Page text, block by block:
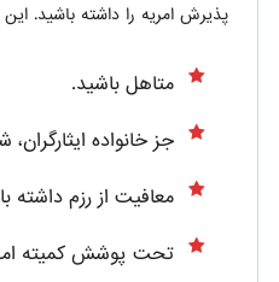
پذیرش امریه را داشته باشید.
متاهل باشید.
جز خانواده
معافیت از رزم داشته
تحت پوشش کمیته